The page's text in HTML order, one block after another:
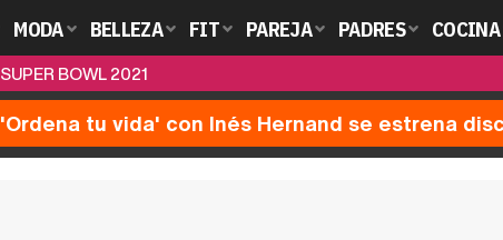
MODA BELLEZA FIT PAREJA PADRES COCINA
SUPER BOWL 2021
'Ordena tu vida' con Inés Hernand se estrena